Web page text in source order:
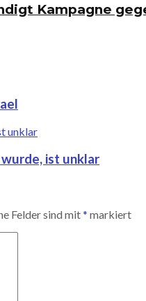
Kampagne
ist unklar
Felder sind mit* markiert